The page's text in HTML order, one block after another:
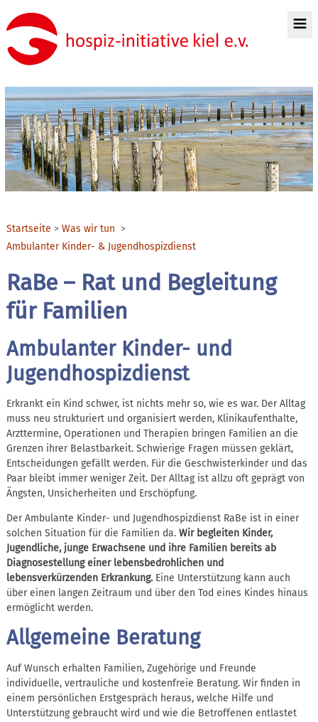
Startseite
Was wir tun
Ambulanter Kinder- & Jugendhospizdienst
RaBe – Rat und Begleitung
für Familien
Ambulanter Kinder- und
Jugendhospizdienst
Erkrankt ein Kind schwer, ist nichts mehr so, wie es war. Der Alltag
muss neu strukturiert und organisiert werden, Klinikaufenthalte,
Arzttermine, Operationen und Therapien bringen Familien an die
Grenzen ihrer Belastbarkeit. Schwierige Fragen müssen geklärt,
Entscheidungen gefällt werden. Für die Geschwisterkinder und das
Paar bleibt immer weniger Zeit. Der Alltag ist allzu oft geprägt von
Ängsten, Unsicherheiten und Erschöpfung.
Der Ambulante Kinder- und Jugendhospizdienst RaBe ist in einer
solchen Situation für die Familien da. Wir begleiten Kinder,
Jugendliche, junge Erwachsene und ihre Familien bereits ab
Diagnosestellung einer lebensbedrohlichen und
lebensverkürzenden Erkrankung.Eine Unterstützung kann auch
über einen langen Zeitraum und über den Tod eines Kindes hinaus
ermöglicht werden.
Allgemeine Beratung
Auf Wunsch erhalten Familien, Zugehörige und Freunde
individuelle, vertrauliche und kostenfreie Beratung. Wir finden in
einem persönlichen Erstgespräch heraus, welche Hilfe und
Unterstützung gebraucht wird und wie die Betroffenen entlastet